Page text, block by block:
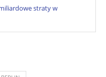
straty w